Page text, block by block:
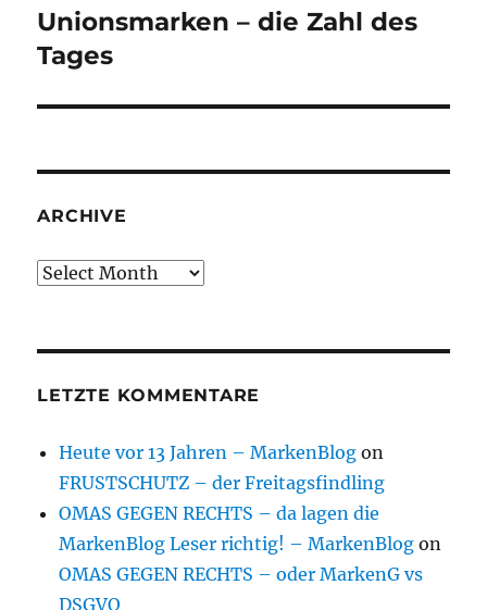
Next
post:
Unionsmarken – die Zahl des
Tages
ARCHIVE
Archive
LETZTE KOMMENTARE
Heute vor 13 Jahren – MarkenBlog on
FRUSTSCHUTZ – der Freitagsfindling
OMAS GEGEN RECHTS – da lagen die
MarkenBlog Leser richtig! – MarkenBlog on
OMAS GEGEN RECHTS – oder MarkenG vs
DSGVO